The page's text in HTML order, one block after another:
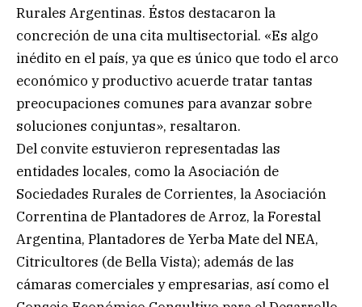
Rurales Argentinas. Éstos destacaron la
concreción de una cita multisectorial. «Es algo
inédito en el país, ya que es único que todo el arco
económico y productivo acuerde tratar tantas
preocupaciones comunes para avanzar sobre
soluciones conjuntas», resaltaron.
Del convite estuvieron representadas las
entidades locales, como la Asociación de
Sociedades Rurales de Corrientes, la Asociación
Correntina de Plantadores de Arroz, la Forestal
Argentina, Plantadores de Yerba Mate del NEA,
Citricultores (de Bella Vista); además de las
cámaras comerciales y empresarias, así como el